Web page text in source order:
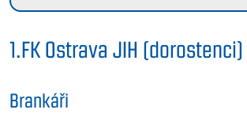
1.FK Ostrava JIH (dorostenci)
Brankáři